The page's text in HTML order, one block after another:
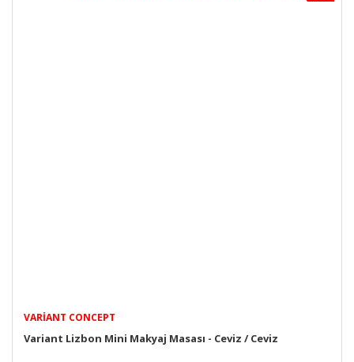
VARIANT CONCEPT
Variant Lizbon Mini Makyaj Masası - Ceviz / Ceviz